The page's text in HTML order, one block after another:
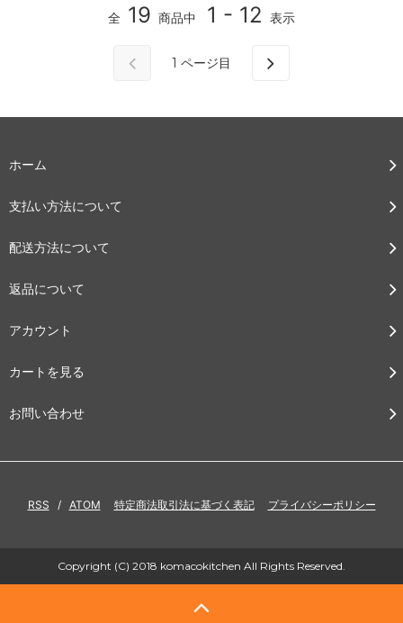
全 19 商品中 1 - 12 表示
1 ページ目
ホーム
支払い方法について
配送方法について
返品について
アカウント
カートを見る
お問い合わせ
RSS / ATOM 特定商法取引法に基づく表記 プライバシーポリシー
Copyright (C) 2018 komacokitchen All Rights Reserved.